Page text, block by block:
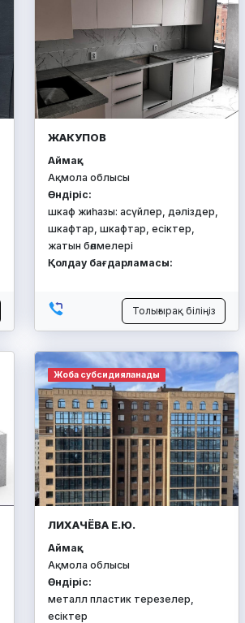
ЖАКУПОВ
Аймақ:
Ақмола облысы
Өндіріс:
шкаф жиһазы: асүйлер, дәліздер,
шкафтар, шкафтар, есіктер,
жатын бөлмелері
Қолдау бағдарламасы:
Толығырақ біліңіз
Жоба субсидияланады
ЛИХАЧЁВА Е.Ю.
Аймақ:
Ақмола облысы
Өндіріс:
металл пластик терезелер,
есіктер